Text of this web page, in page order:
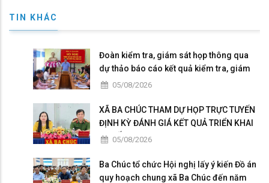
TIN KHÁC
Đoàn kiểm tra, giám sát họp thông qua
dự thảo báo cáo kết quả kiểm tra, giám
sát 05/08/2026
XÃ BA CHÚC THAM DỰ HỌP TRỰC TUYẾN
ĐỊNH KỲ ĐÁNH GIÁ KẾT QUẢ TRIỂN KHAI
“CHIẾN DỊCH 300”
05/08/2026
Ba Chúc tổ chức Hội nghị lấy ý kiến Đồ án
quy hoạch chung xã Ba Chúc đến năm